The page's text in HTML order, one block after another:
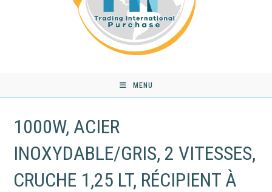
MENU
1000W, ACIER
INOXYDABLE/GRIS, 2 VITESSES,
CRUCHE 1,25 LT, RÉCIPIENT À